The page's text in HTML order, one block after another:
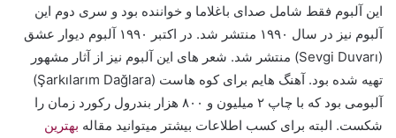
این آلبوم فقط شامل صدای باغلاما و خواننده بود و سری دوم این
آلبوم نیز در سال ۱۹۹۰ منتشر شد. در اکتبر ۱۹۹۰ آلبوم دیوار عشق
(Sevgi Duvarı) منتشر شد. شعر های این آلبوم نیز از آثار مشهور
تهیه شده بود. آهنگ هایم برای کوه هاست (Şarkılarım Dağlara)
آلبومی بود که با چاپ ۲ میلیون و ۸۰۰ هزار بندرول رکورد زمان را
شکست. البته برای کسب اطلاعات بیشتر میتوانید مقاله بهترین